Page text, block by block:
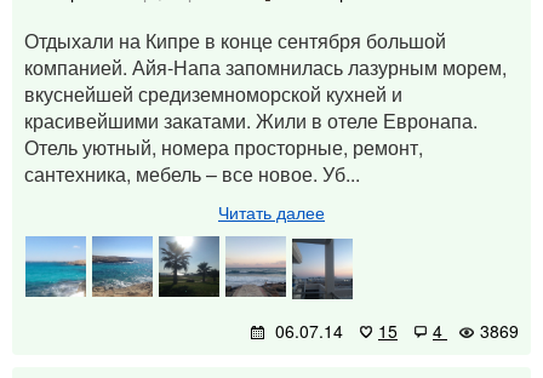
Отдыхали на Кипре в конце сентября большой
компанией. Айя-Напа запомнилась лазурным морем,
вкуснейшей средиземноморской кухней и
красивейшими закатами. Жили в отеле Евронапа.
Отель уютный, номера просторные, ремонт,
сантехника, мебель – все новое. Уб...
Читать далее
06.07.14 15 4 3869